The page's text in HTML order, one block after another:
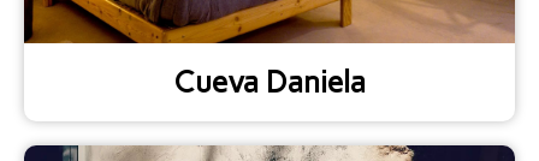
Cueva Daniela